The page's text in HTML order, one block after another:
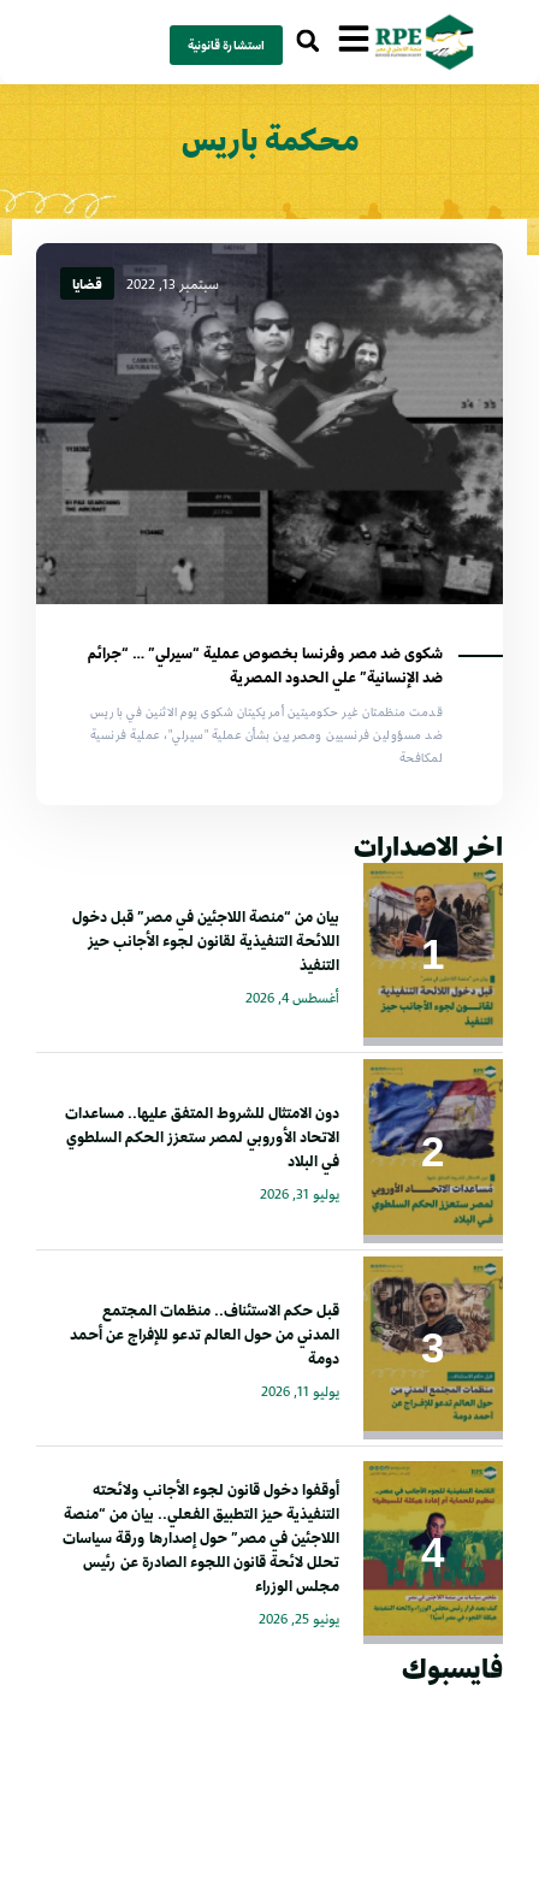
استشارة قانونية
محكمة باريس
سبتمبر 13, 2022 قضايا
شكوى ضد مصر وفرنسا بخصوص عملية “سيرلي” … “جرائم
ضد الإنسانية” علي الحدود المصرية
قدمت منظمتان غير حكوميتين أمريكيتان شكوى يوم الاثنين في باريس
ضد مسؤولين فرنسيين ومصريين بشأن عملية "سيرلي"، عملية فرنسية
لمكافحة
اخر الاصدارات
بيان من “منصة اللاجئين في مصر” قبل دخول
اللائحة التنفيذية لقانون لجوء الأجانب حيز
التنفيذ
أغسطس 4, 2026
دون الامتثال للشروط المتفق عليها.. مساعدات
الاتحاد الأوروبي لمصر ستعزز الحكم السلطوي
في البلاد
يوليو 31, 2026
قبل حكم الاستئناف.. منظمات المجتمع
المدني من حول العالم تدعو للإفراج عن أحمد
دومة
يوليو 11, 2026
أوقفوا دخول قانون لجوء الأجانب ولائحته
التنفيذية حيز التطبيق الفعلي.. بيان من “منصة
اللاجئين في مصر” حول إصدارها ورقة سياسات
تحلل لائحة قانون اللجوء الصادرة عن رئيس
مجلس الوزراء
يونيو 25, 2026
فايسبوك